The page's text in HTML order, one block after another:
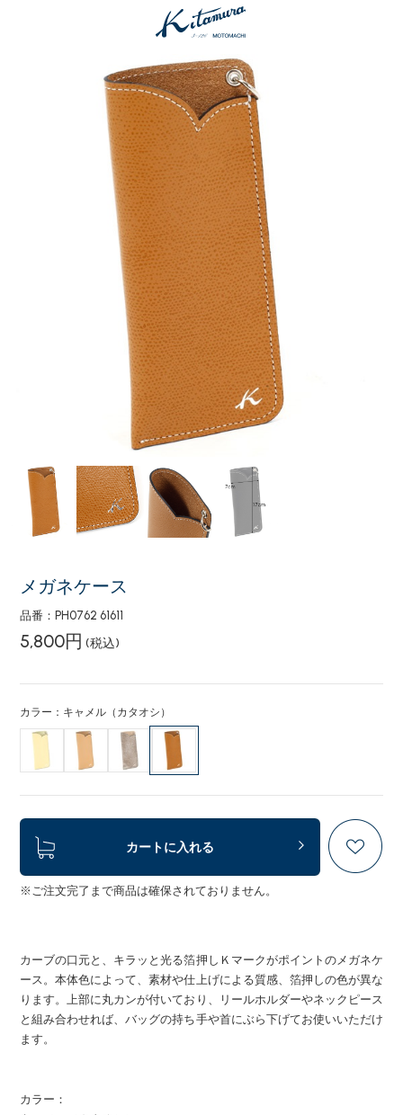
メガネケース
品番：PH0762 61611
5,800円 (税込)
カラー：キャメル（カタオシ）
カートに入れる
※ご注文完了まで商品は確保されておりません。
カーブの口元と、キラッと光る箔押しＫマークがポイントのメガネケ
ース。本体色によって、素材や仕上げによる質感、箔押しの色が異な
ります。上部に丸カンが付いており、リールホルダーやネックピース
と組み合わせれば、バッグの持ち手や首にぶら下げてお使いいただけ
ます。
カラー：